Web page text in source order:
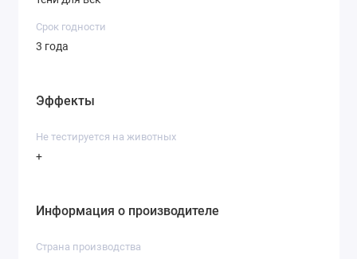
Срок годности
3 года
Эффекты
Не тестируется на животных
+
Информация о производителе
Страна производства